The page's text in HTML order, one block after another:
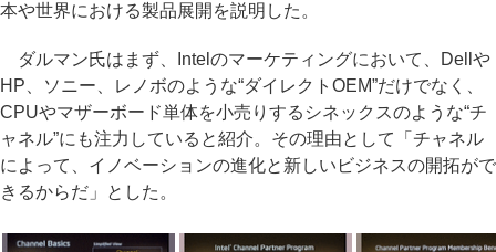
本や世界における製品展開を説明した。
ダルマン氏はまず、Intelのマーケティングにおいて、Dellや
HP、ソニー、レノボのような“ダイレクトOEM”だけでなく、
CPUやマザーボード単体を小売りするシネックスのような“チ
ャネル”にも注力していると紹介。その理由として「チャネル
によって、イノベーションの進化と新しいビジネスの開拓がで
きるからだ」とした。